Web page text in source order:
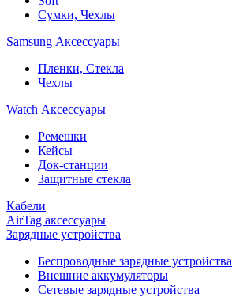
Сумки, Чехлы
Samsung Аксессуары
Пленки, Стекла
Чехлы
Watch Аксессуары
Ремешки
Кейсы
Док-станции
Защитные стекла
Кабели
AirTag аксессуары
Зарядные устройства
Беспроводные зарядные устройства
Внешние аккумуляторы
Сетевые зарядные устройства